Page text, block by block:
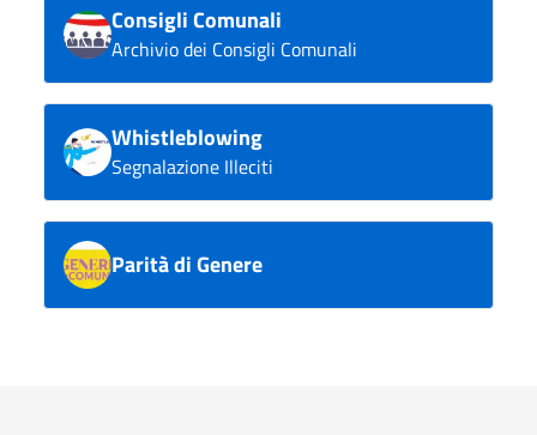
Consigli Comunali
Archivio dei Consigli Comunali
Whistleblowing
Segnalazione Illeciti
Parità di Genere